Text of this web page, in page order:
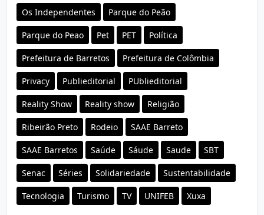
Os Independentes Parque do Peão
Parque do Peao Pet PET Política
Prefeitura de Barretos Prefeitura de Colômbia
Privacy Publieditorial PUblieditorial
Reality Show Reality show Religião
Ribeirão Preto Rodeio SAAE Barreto
SAAE Barretos Saúde Sáude Saude SBT
Senac Séries Solidariedade Sustentabilidade
Tecnologia Turismo TV UNIFEB Xuxa